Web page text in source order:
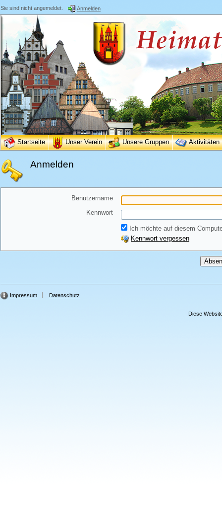
Sie sind nicht angemeldet. Anmelden
Startseite Unser Verein Unsere Gruppen Aktivitäten
Anmelden
Benutzername
Kennwort
Ich möchte auf diesem
Kennwort vergessen
Impressum Datenschutz
Diese